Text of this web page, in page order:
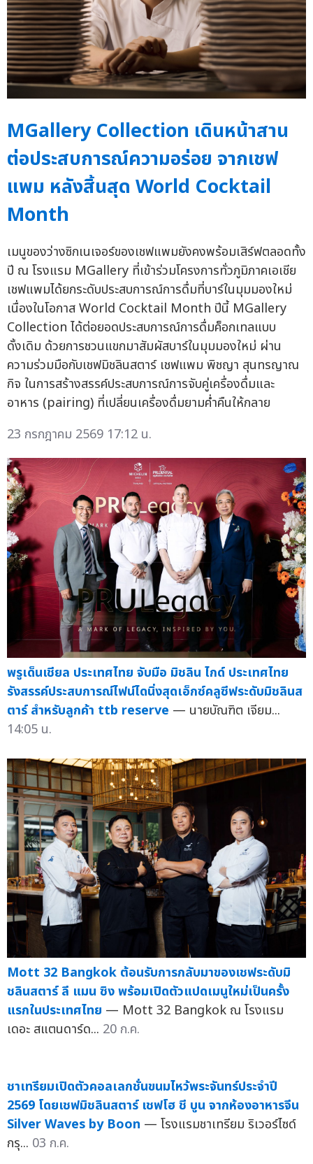
MGallery Collection เดินหน้าสาน
ต่อประสบการณ์ความอร่อย จากเชฟ
แพม หลังสิ้นสุด World Cocktail
Month
เมนูของว่างซิกเนเจอร์ของเชฟแพมยังคงพร้อมเสิร์ฟตลอดทั้ง
ปี ณ โรงแรม MGallery ที่เข้าร่วมโครงการทั่วภูมิภาคเอเชีย
เชฟแพมได้ยกระดับประสบการณ์การดื่มที่บาร์ในมุมมองใหม่
เนื่องในโอกาส World Cocktail Month ปีนี้ MGallery
Collection ได้ต่อยอดประสบการณ์การดื่มค็อกเทลแบบ
ดั้งเดิม ด้วยการชวนแขกมาสัมผัสบาร์ในมุมมองใหม่ ผ่าน
ความร่วมมือกับเชฟมิชลินสตาร์ เชฟแพม พิชญา สุนทรญาณ
กิจ ในการสร้างสรรค์ประสบการณ์การจับคู่เครื่องดื่มและ
อาหาร (pairing) ที่เปลี่ยนเครื่องดื่มยามค่ำคืนให้กลาย
23 กรกฎาคม 2569 17:12 น.
พรูเด็นเชียล ประเทศไทย จับมือ มิชลิน ไกด์ ประเทศไทย
รังสรรค์ประสบการณ์ไฟน์ไดนิ่งสุดเอ็กซ์คลูซีฟระดับมิชลินส
ตาร์ สำหรับลูกค้า ttb reserve — นายบัณฑิต เจียม...
14:05 น.
Mott 32 Bangkok ต้อนรับการกลับมาของเชฟระดับมิ
ชลินสตาร์ ลี แมน ซิง พร้อมเปิดตัวแปดเมนูใหม่เป็นครั้ง
แรกในประเทศไทย — Mott 32 Bangkok ณ โรงแรม
เดอะ สแตนดาร์ด... 20 ก.ค.
ชาเทรียมเปิดตัวคอลเลกชั่นขนมไหว้พระจันทร์ประจำปี
2569 โดยเชฟมิชลินสตาร์ เชฟโฮ ชี บูน จากห้องอาหารจีน
Silver Waves by Boon — โรงแรมชาเทรียม ริเวอร์ไซด์
กรุ... 03 ก.ค.